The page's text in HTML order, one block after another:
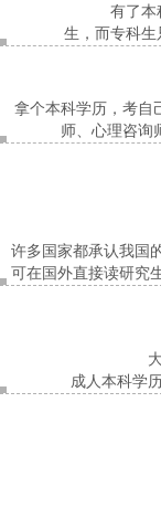
有了本
生，而专科
拿个本科学历，考自
师、心理咨询
许多国家都承认我国
可在国外直接读研究
成人本科学